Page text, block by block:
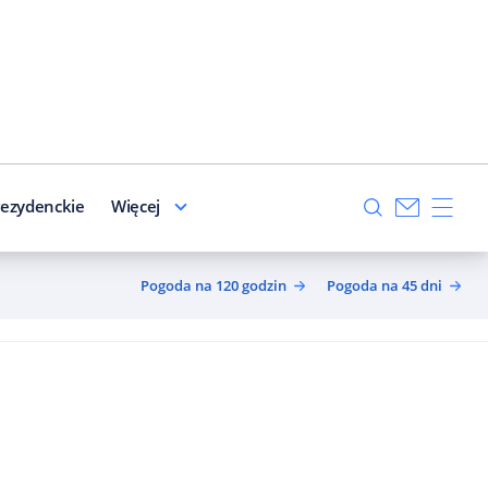
Więcej
Pogoda na 120 godzin Pogoda na 45 dni